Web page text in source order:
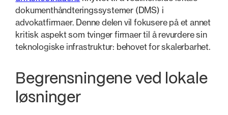
dokumenthåndteringssystemer (DMS) i
advokatfirmaer. Denne delen vil fokusere på et annet
kritisk aspekt som tvinger firmaer til å revurdere sin
teknologiske infrastruktur: behovet for skalerbarhet.
Begrensningene ved lokale
løsninger